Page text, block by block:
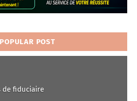
POPULAR POST
de fiduciaire